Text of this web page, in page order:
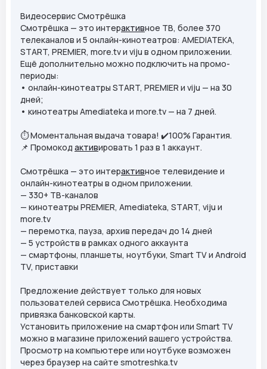
Видеосервис Смотрёшка
Смотрёшка — это интерактивное ТВ, более 370
телеканалов и 5 онлайн-кинотеатров: AMEDIATEKA,
START, PREMIER, more.tv и viju в одном приложении.
Ещё дополнительно можно подключить на промо-
периоды:
• онлайн-кинотеатры START, PREMIER и viju — на 30
дней;
• кинотеатры Amediateka и more.tv — на 7 дней.
⏱️ Моментальная выдача товара! ✔️100% Гарантия.
📌 Промокод активировать 1 раз в 1 аккаунт.
Смотрёшка — это интерактивное телевидение и
онлайн-кинотеатры в одном приложении.
— 330+ ТВ-каналов
— кинотеатры PREMIER, Amediateka, START, viju и
mоrе.tv
— перемотка, пауза, архив передач до 14 дней
— 5 устройств в рамках одного аккаунта
— смартфоны, планшеты, ноутбуки, Smart TV и Android
TV, приставки
Предложение действует только для новых
пользователей сервиса Смотрёшка. Необходима
привязка банковской карты.
Установить приложение на смартфон или Smart TV
можно в магазине приложений вашего устройства.
Просмотр на компьютере или ноутбуке возможен
через браузер на сайте smotreshka.tv